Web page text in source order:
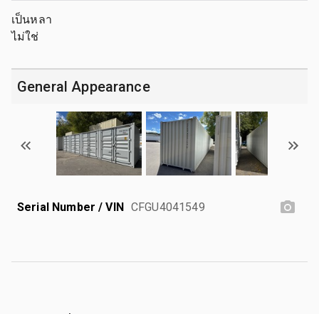
เป็นหลา
ไม่ใช่
General Appearance
Serial Number / VIN CFGU4041549